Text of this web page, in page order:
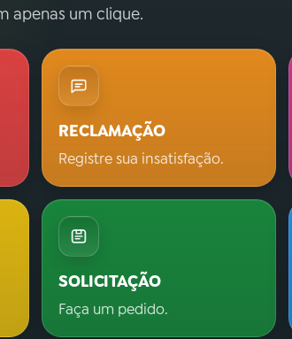
apenas um clique.
RECLAMAÇÃO
Registre sua insatisfação.
SOLICITAÇÃO
Faça um pedido.